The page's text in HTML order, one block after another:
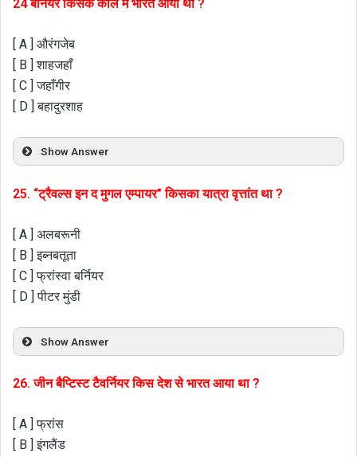
24 बर्नियर किसके काल में भारत आया था ?
[ A ] औरंगजेब
[ B ] शाहजहाँ
[ C ] जहाँगीर
[ D ] बहादुरशाह
Show Answer
25. “ट्रैवल्स इन द मुगल एम्पायर” किसका यात्रा वृत्तांत था ?
[ A ] अलबरूनी
[ B ] इब्नबतूता
[ C ] फ्रांस्वा बर्नियर
[ D ] पीटर मुंडी
Show Answer
26. जीन बैप्टिस्ट टैवर्नियर किस देश से भारत आया था ?
[ A ] फ्रांस
[ B ] इंगलैंड